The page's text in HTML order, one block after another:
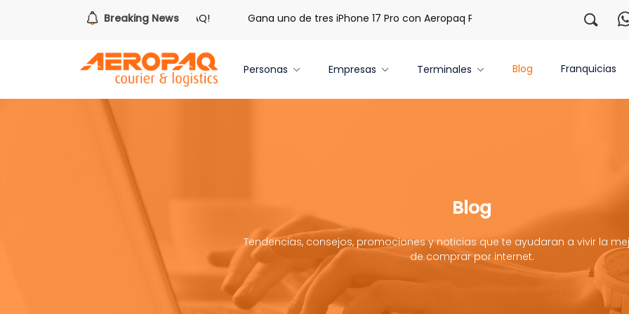
Breaking News
hora de redimir tus libras de Cash PAQ! Gana uno de tres iPhone 17 Pro con Aeropaq Prime ¡Regístrate con
Personas Empresas Terminales Blog Franquicias
Blog
Tendencias, consejos, promociones y noticias que te ayudaran a vivir la
de comprar por internet.